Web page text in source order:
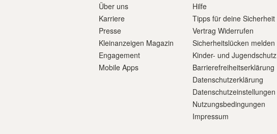
Über uns
Karriere
Presse
Kleinanzeigen Magazin
Engagement
Mobile Apps
Hilfe
Tipps für deine Sicherheit
Vertrag Widerrufen
Sicherheitslücken melden
Kinder- und Jugendschutz
Barrierefreiheitserklärung
Datenschutzerklärung
Datenschutzeinstellungen
Nutzungsbedingungen
Impressum